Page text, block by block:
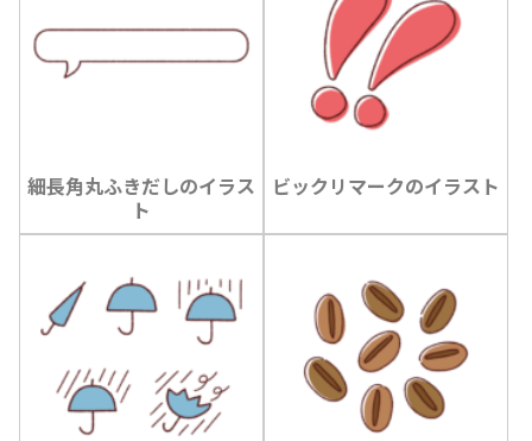
細長角丸ふきだしのイラス
ト
ビックリマークのイラスト